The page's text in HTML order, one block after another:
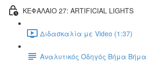
ΚΕΦΑΛΑΙΟ 27: ARTIFICIAL LIGHTS
Διδασκαλία με Video (1:37)
Αναλυτικός Οδηγός Βήμα Βήμα